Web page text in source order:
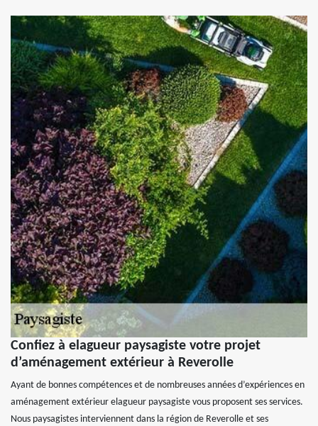
Confiez à elagueur paysagiste votre projet
d’aménagement extérieur à Reverolle
Ayant de bonnes compétences et de nombreuses années d’expériences en
aménagement extérieur elagueur paysagiste vous proposent ses services.
Nous paysagistes interviennent dans la région de Reverolle et ses